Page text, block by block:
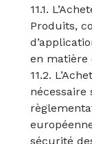
11.1.
Produits,
en matière
11.2.
nécessaire
sécurité